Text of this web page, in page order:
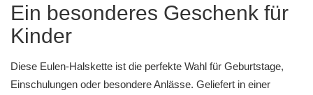
Ein besonderes Geschenk für
Kinder
Diese Eulen-Halskette ist die perfekte Wahl für Geburtstage,
Einschulungen oder besondere Anlässe. Geliefert in einer